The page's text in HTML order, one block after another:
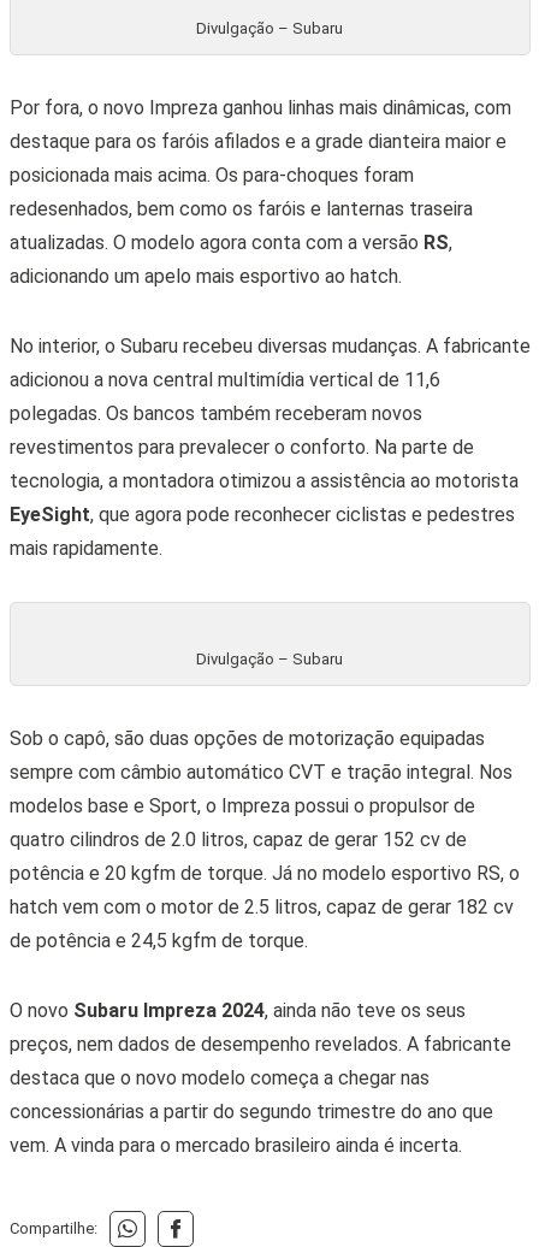
Divulgação – Subaru
Por fora, o novo Impreza ganhou linhas mais dinâmicas, com
destaque para os faróis afilados e a grade dianteira maior e
posicionada mais acima. Os para-choques foram
redesenhados, bem como os faróis e lanternas traseira
atualizadas. O modelo agora conta com a versão RS,
adicionando um apelo mais esportivo ao hatch.
No interior, o Subaru recebeu diversas mudanças. A fabricante
adicionou a nova central multimídia vertical de 11,6
polegadas. Os bancos também receberam novos
revestimentos para prevalecer o conforto. Na parte de
tecnologia, a montadora otimizou a assistência ao motorista
EyeSight, que agora pode reconhecer ciclistas e pedestres
mais rapidamente.
Divulgação – Subaru
Sob o capô, são duas opções de motorização equipadas
sempre com câmbio automático CVT e tração integral. Nos
modelos base e Sport, o Impreza possui o propulsor de
quatro cilindros de 2.0 litros, capaz de gerar 152 cv de
potência e 20 kgfm de torque. Já no modelo esportivo RS, o
hatch vem com o motor de 2.5 litros, capaz de gerar 182 cv
de potência e 24,5 kgfm de torque.
O novo Subaru Impreza 2024, ainda não teve os seus
preços, nem dados de desempenho revelados. A fabricante
destaca que o novo modelo começa a chegar nas
concessionárias a partir do segundo trimestre do ano que
vem. A vinda para o mercado brasileiro ainda é incerta.
Compartilhe: